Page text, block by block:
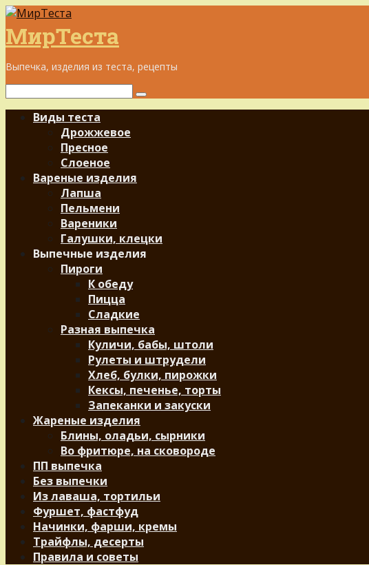
Перейти
к
контенту
МирТеста
Выпечка, изделия из теста, рецепты
Поиск:
Виды теста
Дрожжевое
Пресное
Слоеное
Вареные изделия
Лапша
Пельмени
Вареники
Галушки, клецки
Выпечные изделия
Пироги
К обеду
Пицца
Сладкие
Разная выпечка
Куличи, бабы, штоли
Рулеты и штрудели
Хлеб, булки, пирожки
Кексы, печенье, торты
Запеканки и закуски
Жареные изделия
Блины, оладьи, сырники
Во фритюре, на сковороде
ПП выпечка
Без выпечки
Из лаваша, тортильи
Фуршет, фастфуд
Начинки, фарши, кремы
Трайфлы, десерты
Правила и советы